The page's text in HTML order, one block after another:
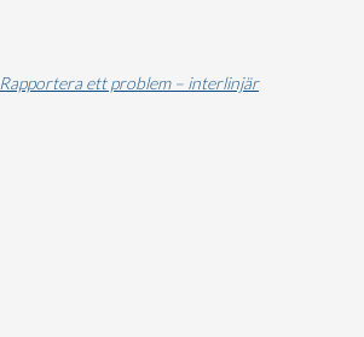
Rapportera ett problem – interlinjär